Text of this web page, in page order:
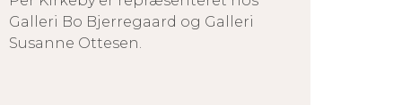
Galleri Bo Bjerregaard og Galleri
Susanne Ottesen.